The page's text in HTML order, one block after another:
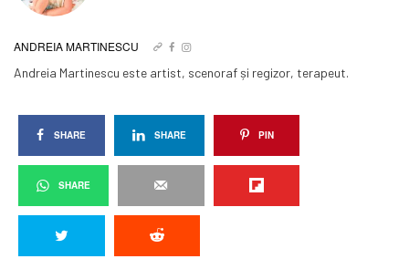
ANDREIA MARTINESCU
Andreia Martinescu este artist, scenoraf și regizor, terapeut.
SHARE SHARE PIN
SHARE